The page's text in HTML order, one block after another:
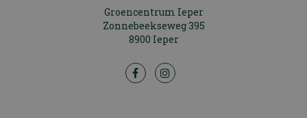
Groencentrum Ieper
Zonnebeekseweg 395
8900 Ieper